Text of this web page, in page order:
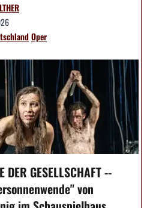
Oper
DER GESELLSCHAFT --
von